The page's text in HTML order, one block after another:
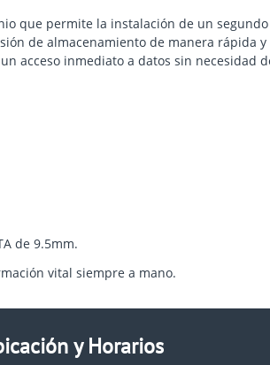
que permite la instalación de un
de almacenamiento de manera rápida
acceso inmediato a datos sin necesidad
de 9.5mm.
vital siempre a mano.
y Horarios